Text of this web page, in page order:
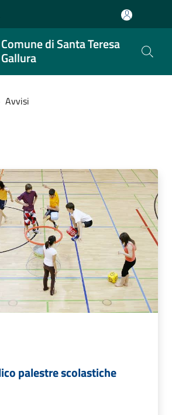
Comune di Santa Teresa
Gallura
Avvisi
palestre scolastiche